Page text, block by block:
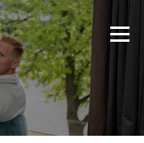
Valikko